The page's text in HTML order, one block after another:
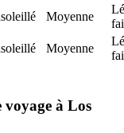
Moyenne
Moyenne
voyage à Los